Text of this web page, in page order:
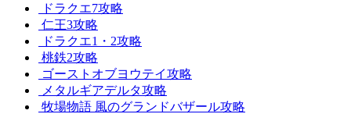
ドラクエ7攻略
仁王3攻略
ドラクエ1・2攻略
桃鉄2攻略
ゴーストオブヨウテイ攻略
メタルギアデルタ攻略
牧場物語 風のグランドバザール攻略